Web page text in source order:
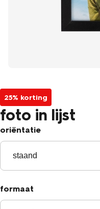
25% korting
foto in lijst
oriëntatie
formaat